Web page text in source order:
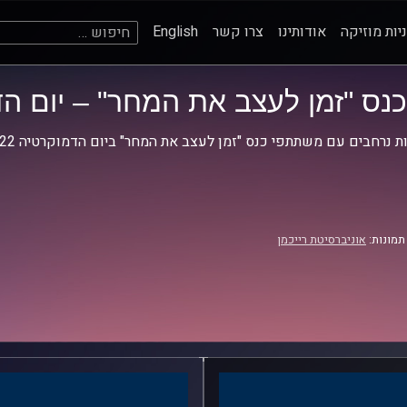
מוזיקה אודותינו צרו קשר English חיפוש:
כנס "זמן לעצב את המחר" – יום
נרחבים עם משתתפי כנס "זמן לעצב את המחר" ביום הדמוקרטיה 2022 שנערך באוניברסיטת רייכמן.
אוניברסיטת רייכמן